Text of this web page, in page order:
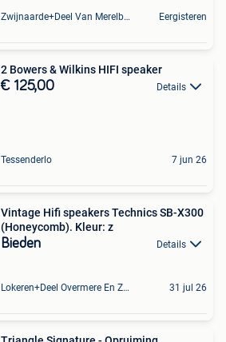
Zwijnaarde+Deel Van Merelbeke Eergisteren
2 Bowers & Wilkins HIFI speaker
€ 125,00 Details
Tessenderlo 7 jun 26
Vintage Hifi speakers Technics SB-X300
(Honeycomb). Kleur: z
Bieden Details
Lokeren+Deel Overmere En Zele 31 jul 26